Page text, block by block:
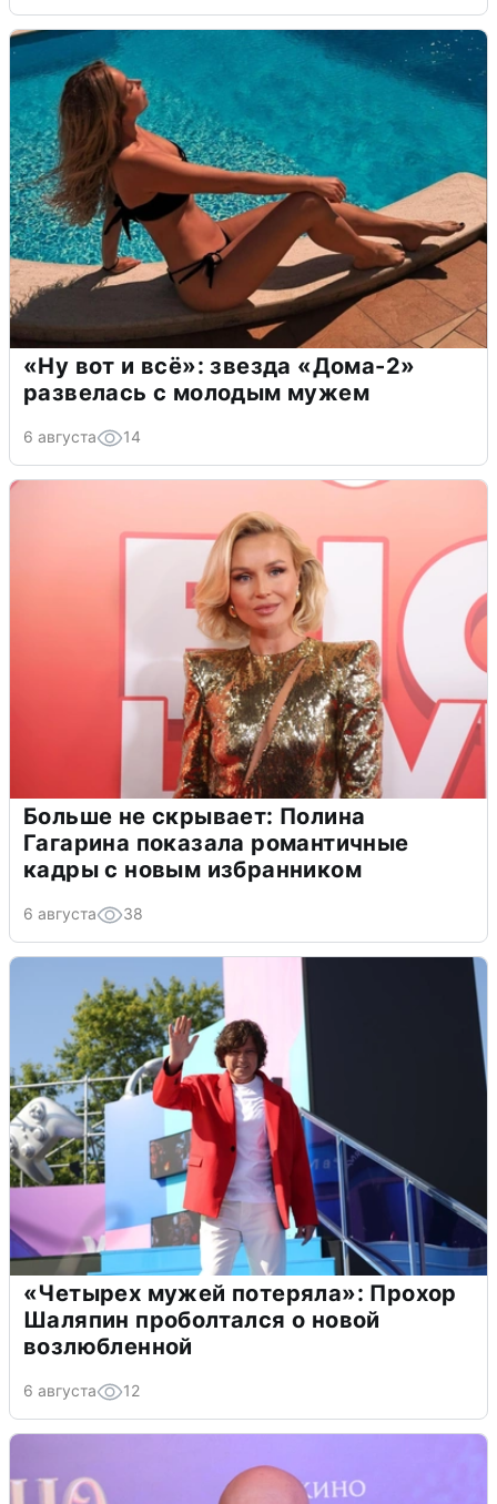
«Ну вот и всё»: звезда «Дома-2»
развелась с молодым мужем
6 августа 14
Больше не скрывает: Полина
Гагарина показала романтичные
кадры с новым избранником
6 августа 38
«Четырех мужей потеряла»: Прохор
Шаляпин проболтался о новой
возлюбленной
6 августа 12